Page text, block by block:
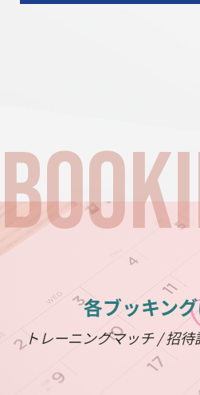
各ブッキン
トレーニングマッチ / 招